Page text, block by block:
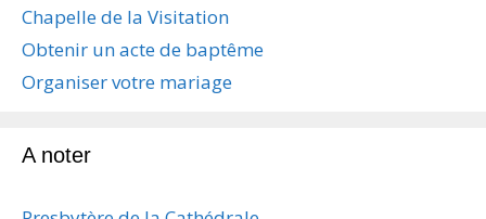
Chapelle de la Visitation
Obtenir un acte de baptême
Organiser votre mariage
A noter